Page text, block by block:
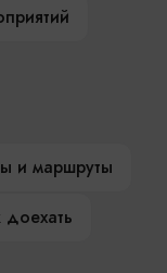
и маршруты
доехать